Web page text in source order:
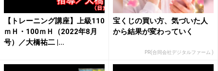
【トレーニング講座】上級110
ｍＨ・100ｍＨ（2022年8月
号）／大橋祐二 |...
宝くじの買い方、気づいた人
から結果が変わっていく
PR(合同会社デジタルファーム )